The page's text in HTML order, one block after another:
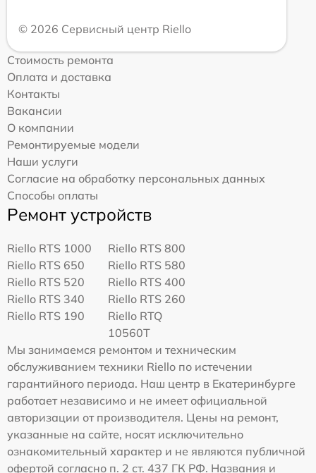
© 2026 Сервисный центр Riello
Стоимость ремонта
Оплата и доставка
Контакты
Вакансии
О компании
Ремонтируемые модели
Наши услуги
Согласие на обработку персональных данных
Способы оплаты
Ремонт устройств
Riello RTS 1000
Riello RTS 800
Riello RTS 650
Riello RTS 580
Riello RTS 520
Riello RTS 400
Riello RTS 340
Riello RTS 260
Riello RTS 190
Riello RTQ
10560T
Мы занимаемся ремонтом и техническим
обслуживанием техники Riello по истечении
гарантийного периода. Наш центр в Екатеринбурге
работает независимо и не имеет официальной
авторизации от производителя. Цены на ремонт,
указанные на сайте, носят исключительно
ознакомительный характер и не являются публичной
офертой согласно п. 2 ст. 437 ГК РФ. Названия и